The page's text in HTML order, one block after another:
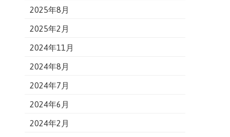
2025年8月
2025年2月
2024年11月
2024年8月
2024年7月
2024年6月
2024年2月